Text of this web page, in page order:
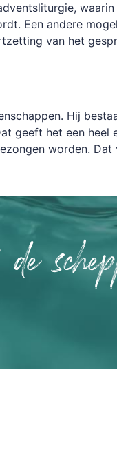
waarin
Een andere
van het
Hij
geeft het een heel
worden. Dat